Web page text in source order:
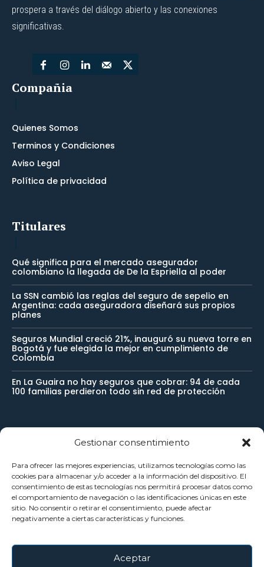
Gestionar consentimiento
Para ofrecer las mejores experiencias, utilizamos tecnologías como las
cookies para almacenar y/o acceder a la información del dispositivo. El
consentimiento de estas tecnologías nos permitirá procesar datos como
el comportamiento de navegación o las identificaciones únicas en este
sitio. No consentir o retirar el consentimiento, puede afectar
negativamente a ciertas características y funciones.
Aceptar
prospera a través del diálogo abierto y las conexiones
significativas.
Compañia
Quienes Somos
Terminos y Condiciones
Aviso Legal
Política de privacidad
Titulares
Qué significa para el mercado asegurador
colombiano la llegada de De la Espriella al poder
La SSN cambió las reglas del seguro de sepelio en
Argentina: cada aseguradora diseñará sus propios
planes
Seguros Mundial creció 21%, inauguró su nueva torre en
Bogotá y fue elegida la mejor en cumplimiento de
Colombia
En La Guaira no hay seguros que cobrar: 94 de cada
100 familias perdieron todo sin red de protección
Reciba noticias importantes directamente en su buzón de
entrada y manténgase conectado.
Política Privacidad.